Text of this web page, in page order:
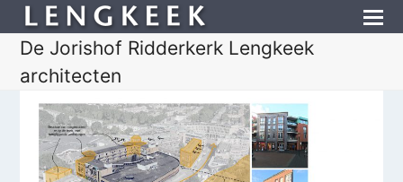
De Jorishof Ridderkerk Lengkeek
architecten